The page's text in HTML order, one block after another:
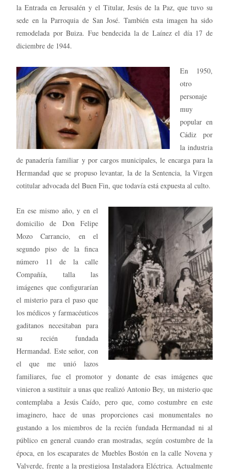
la Entrada en Jerusalén y el Titular, Jesús de la Paz, que tuvo su
sede en la Parroquia de San José. También esta imagen ha sido
remodelada por Buiza. Fue bendecida la de Laínez el día 17 de
diciembre de 1944.
En 1950,
otro
personaje
muy
popular en
Cádiz por
la industria
de panadería familiar y por cargos municipales, le encarga para la
Hermandad que se propuso levantar, la de la Sentencia, la Virgen
cotitular advocada del Buen Fin, que todavía está expuesta al culto.
En ese mismo año, y en el
domicilio de Don Felipe
Mozo Carrancio, en el
segundo piso de la finca
número 11 de la calle
Compañía, talla las
imágenes que configurarían
el misterio para el paso que
los médicos y farmacéuticos
gaditanos necesitaban para
su recién fundada
Hermandad. Este señor, con
el que me unió lazos
familiares, fue el promotor y donante de esas imágenes que
vinieron a sustituir a unas que realizó Antonio Bey, un misterio que
contemplaba a Jesús Caído, pero que, como costumbre en este
imaginero, hace de unas proporciones casi monumentales no
gustando a los miembros de la recién fundada Hermandad ni al
público en general cuando eran mostradas, según costumbre de la
época, en los escaparates de Muebles Bostón en la calle Novena y
Valverde, frente a la prestigiosa Instaladora Eléctrica. Actualmente